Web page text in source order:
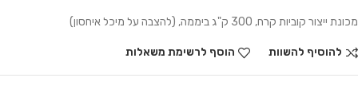
מכונת ייצור קוביות קרח, 300 ק"ג ביממה, (להצבה על מיכל איחסון)
להוסיף להשוות הוסף לרשימת משאלות